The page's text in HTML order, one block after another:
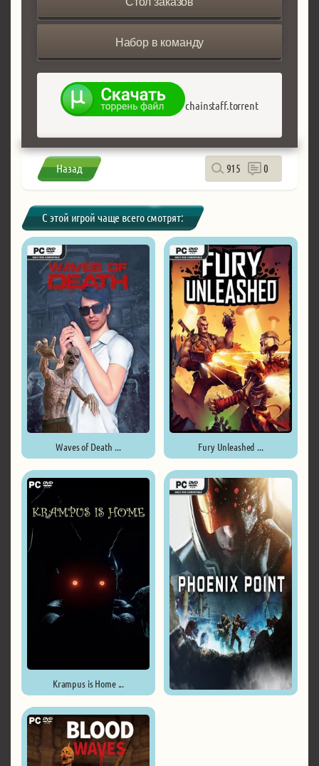
Набор в команду
chainstaff.torrent
Назад 915 0
С этой игрой чаще всего смотрят:
Waves of Death ... Fury Unleashed ...
Krampus is Home ...